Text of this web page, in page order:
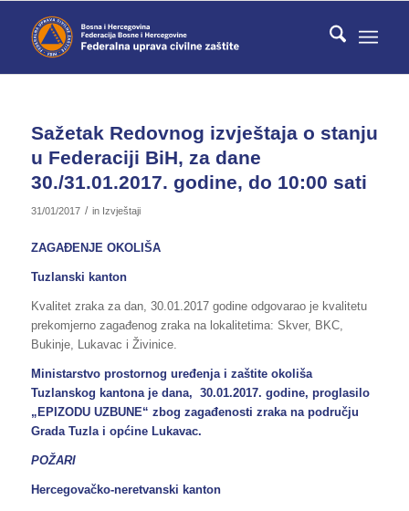
Sažetak Redovnog izvještaja o stanju
u Federaciji BiH, za dane
30./31.01.2017. godine, do 10:00 sati
31/01/2017 / in Izvještaji
ZAGAĐENJE OKOLIŠA
Tuzlanski kanton
Kvalitet zraka za dan, 30.01.2017 godine odgovarao je kvalitetu
prekomjerno zagađenog zraka na lokalitetima: Skver, BKC,
Bukinje, Lukavac i Živinice.
Ministarstvo prostornog uređenja i zaštite okoliša
Tuzlanskog kantona je dana, 30.01.2017. godine, proglasilo
„EPIZODU UZBUNE“ zbog zagađenosti zraka na području
Grada Tuzla i općine Lukavac.
POŽARI
Hercegovačko-neretvanski kanton